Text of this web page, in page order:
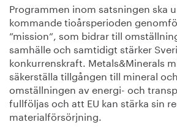
Programmen inom satsningen ska
kommande tioårsperioden
”mission”, som bidrar till
samhälle och samtidigt stärker
konkurrenskraft. Metals&Minerals
säkerställa tillgången till mineral
omställningen av energi- och
fullföljas och att EU kan stärka sin
materialförsörjning.